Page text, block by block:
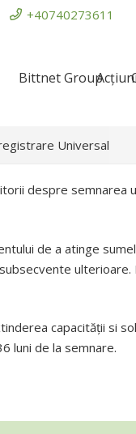
+40740273611
Bittnet Group
Universal
despre
de a atinge
capacității si
luni de la semnare.